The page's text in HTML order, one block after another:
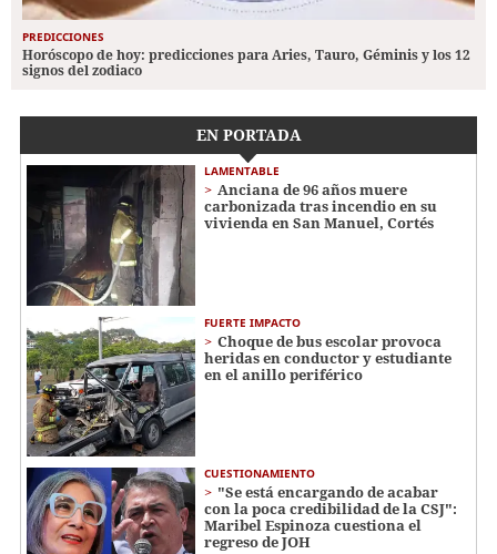
PREDICCIONES
Horóscopo de hoy: predicciones para Aries, Tauro, Géminis y los 12
signos del zodiaco
EN PORTADA
LAMENTABLE
Anciana de 96 años muere
carbonizada tras incendio en su
vivienda en San Manuel, Cortés
FUERTE IMPACTO
Choque de bus escolar provoca
heridas en conductor y estudiante
en el anillo periférico
CUESTIONAMIENTO
"Se está encargando de acabar
con la poca credibilidad de la CSJ":
Maribel Espinoza cuestiona el
regreso de JOH